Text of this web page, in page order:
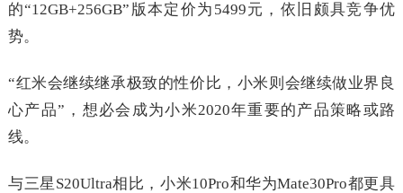
的“12GB+256GB”版本定价为5499元，依旧颇具竞争优
势。
“红米会继续继承极致的性价比，小米则会继续做业界良
心产品”，想必会成为小米2020年重要的产品策略或路
线。
与三星S20Ultra相比，小米10Pro和华为Mate30Pro都更具